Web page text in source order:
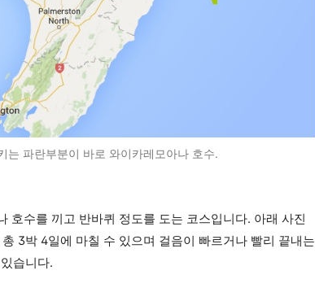
는 파란부분이 바로 와이카레모아나 호수.
호수를 끼고 반바퀴 정도를 도는 코스입니다. 아래 사진
3박 4일에 마칠 수 있으며 걸음이 빠르거나 빨리 끝내는
습니다.